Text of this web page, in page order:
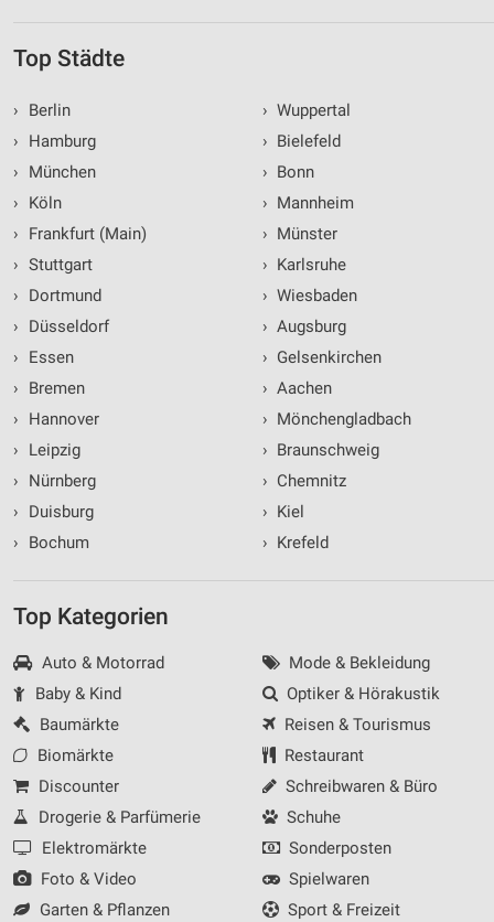
Top Städte
›
Berlin
›
Hamburg
›
München
›
Köln
›
Frankfurt (Main)
› Stuttgart
›
Dortmund
›
Düsseldorf
›
Essen
›
Bremen
›
Hannover
›
Leipzig
›
Nürnberg
›
Duisburg
›
Bochum
› Wuppertal
› Bielefeld
› Bonn
› Mannheim
› Münster
› Karlsruhe
› Wiesbaden
› Augsburg
› Gelsenkirchen
› Aachen
› Mönchengladbach
› Braunschweig
› Chemnitz
› Kiel
› Krefeld
Top Kategorien
Auto & Motorrad
Baby & Kind
Baumärkte
Biomärkte
Discounter
Drogerie & Parfümerie
Elektromärkte
Foto & Video
Garten & Pflanzen
Mode & Bekleidung
Optiker & Hörakustik
Reisen & Tourismus
Restaurant
Schreibwaren & Büro
Schuhe
Sonderposten
Spielwaren
Sport & Freizeit